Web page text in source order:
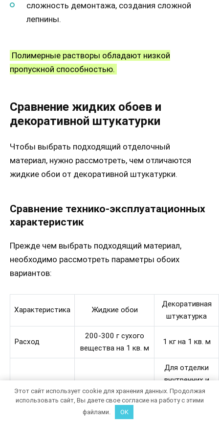
сложность демонтажа, создания сложной
лепнины.
Полимерные растворы обладают низкой
пропускной способностью.
Сравнение жидких обоев и
декоративной штукатурки
Чтобы выбрать подходящий отделочный
материал, нужно рассмотреть, чем отличаются
жидкие обои от декоративной штукатурки.
Сравнение технико-эксплуатационных
характеристик
Прежде чем выбрать подходящий материал,
необходимо рассмотреть параметры обоих
вариантов:
Характеристика Жидкие обои
Декоративная
штукатурка
Расход
200-300 г сухого
вещества на 1 кв. м
1 кг на 1 кв. м
Область
применения
внутренней отделки
сухих помещений
Для отделки
внутренних и
наружных стен,
комнат с
Этот сайт использует cookie для хранения данных. Продолжая
использовать сайт, Вы даете свое согласие на работу с этими
файлами.
OK